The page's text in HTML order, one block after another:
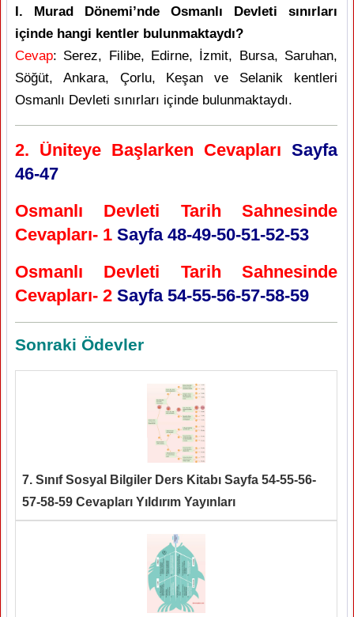
I. Murad Dönemi’nde Osmanlı Devleti sınırları
içinde hangi kentler bulunmaktaydı?
Cevap: Serez, Filibe, Edirne, İzmit, Bursa, Saruhan,
Söğüt, Ankara, Çorlu, Keşan ve Selanik kentleri
Osmanlı Devleti sınırları içinde bulunmaktaydı.
2. Üniteye Başlarken Cevapları Sayfa
46-47
Osmanlı Devleti Tarih Sahnesinde
Cevapları- 1 Sayfa 48-49-50-51-52-53
Osmanlı Devleti Tarih Sahnesinde
Cevapları- 2 Sayfa 54-55-56-57-58-59
Sonraki Ödevler
7. Sınıf Sosyal Bilgiler Ders Kitabı Sayfa 54-55-56-
57-58-59 Cevapları Yıldırım Yayınları